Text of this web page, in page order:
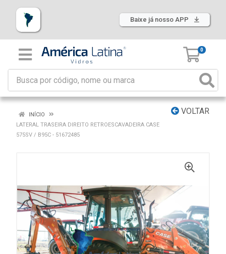
Baixe já nosso APP
0
VOLTAR
INÍCIO
LATERAL TRASEIRA DIREITO RETROESCAVADEIRA CASE
575SV / B95C - 51672485